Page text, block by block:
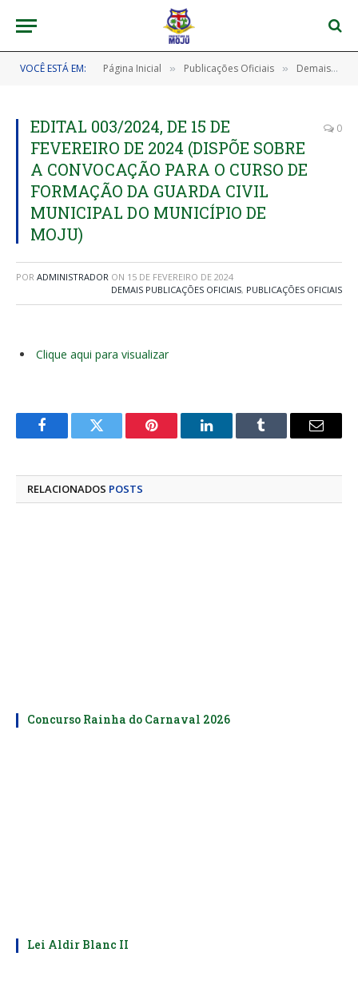
VOCÊ ESTÁ EM: Página Inicial » Publicações Oficiais » Demais Publicações Oficiais
EDITAL 003/2024, DE 15 DE
FEVEREIRO DE 2024 (DISPÕE SOBRE
A CONVOCAÇÃO PARA O CURSO DE
FORMAÇÃO DA GUARDA CIVIL
MUNICIPAL DO MUNICÍPIO DE
MOJU)
0
POR ADMINISTRADOR ON 15 DE FEVEREIRO DE 2024
DEMAIS PUBLICAÇÕES OFICIAIS, PUBLICAÇÕES OFICIAIS
Clique aqui para visualizar
FacebookTwitter Pinterest LinkedInTumblr
E-
RELACIONADOS POSTS
Concurso Rainha do Carnaval 2026
Lei Aldir Blanc II